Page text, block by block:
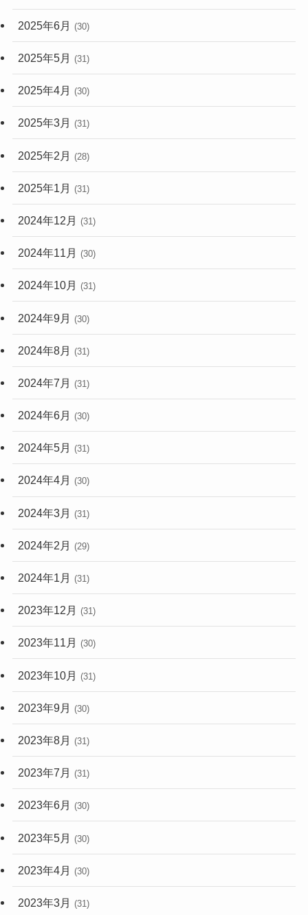
2025年6月 (30)
2025年5月 (31)
2025年4月 (30)
2025年3月 (31)
2025年2月 (28)
2025年1月 (31)
2024年12月 (31)
2024年11月 (30)
2024年10月 (31)
2024年9月 (30)
2024年8月 (31)
2024年7月 (31)
2024年6月 (30)
2024年5月 (31)
2024年4月 (30)
2024年3月 (31)
2024年2月 (29)
2024年1月 (31)
2023年12月 (31)
2023年11月 (30)
2023年10月 (31)
2023年9月 (30)
2023年8月 (31)
2023年7月 (31)
2023年6月 (30)
2023年5月 (30)
2023年4月 (30)
2023年3月 (31)